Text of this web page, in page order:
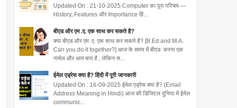
Updated On : 21-10-2025 Computer का पूरा परिचय —
History, Features और Importance हिं...
बीएड और एम .ए. एक साथ कर सकते है?
क्या बीएड और एम .ए. एक साथ कर सकते है? [B.Ed and M.A.
Can you do it together?] आज के समय में बीएड करना एक
नार्मल और आम बात है , लेकिन स...
ईमेल एड्रेस क्या है? हिंदी में पूरी जानकारी
Updated On : 16-09-2025 ईमेल एड्रेस क्या है? (Email
Address Meaning in Hindi) आज की डिजिटल दुनिया में ईमेल
communic...